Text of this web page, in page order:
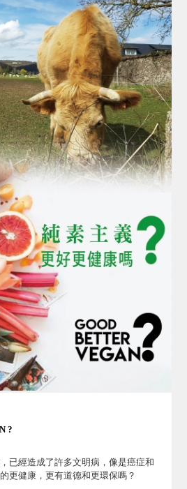
?
已經造成了許多文明病，像是癌症和
更健康，更有道德和更環保嗎？